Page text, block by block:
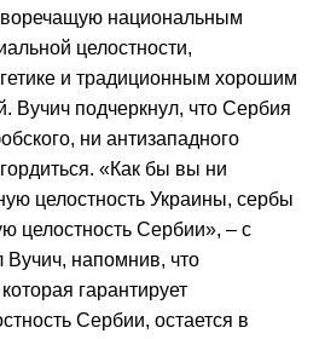
национальным
целостности,
и традиционным хорошим
Вучич подчеркнул, что Сербия
ни антизападного
«Как бы вы ни
целостность Украины, сербы
целостность Сербии», – с
Вучич, напомнив, что
гарантирует
Сербии, остается в